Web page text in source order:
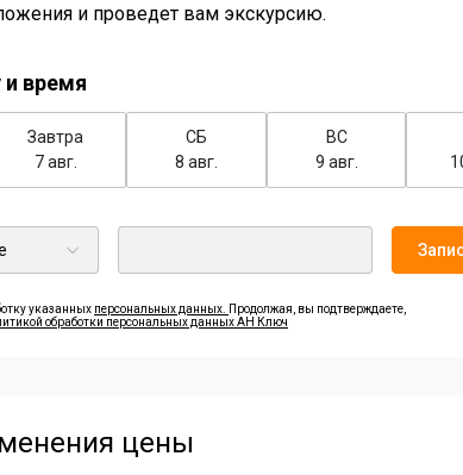
и проведет вам экскурсию.
и время
Завтра
7 авг.
СБ
8 авг.
ВС
9 авг.
указанных персональных данных.
Продолжая, вы подтверждаете,
обработки персональных данных АН Ключ
цены